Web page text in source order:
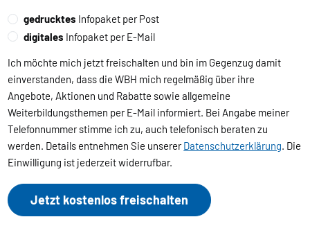
gedrucktes Infopaket per Post
digitales Infopaket per E-Mail
Ich möchte mich jetzt freischalten und bin im Gegenzug damit
einverstanden, dass die WBH mich regelmäßig über ihre
Angebote, Aktionen und Rabatte sowie allgemeine
Weiterbildungsthemen per E-Mail informiert. Bei Angabe meiner
Telefonnummer stimme ich zu, auch telefonisch beraten zu
werden. Details entnehmen Sie unsererDatenschutzerklärung. Die
Einwilligung ist jederzeit widerrufbar.
Jetzt kostenlos freischalten